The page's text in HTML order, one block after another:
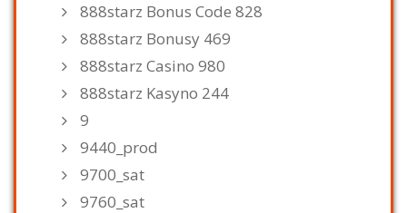
888starz Bonus Code 828
888starz Bonusy 469
888starz Casino 980
888starz Kasyno 244
9
9440_prod
9700_sat
9760_sat